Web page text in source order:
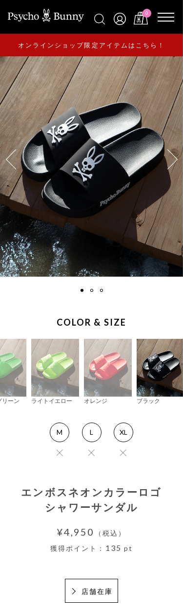
0
オンラインショップ限定アイテムはこちら！
COLOR & SIZE
リーン ライトイエロー オレンジ ブラック
M L XL
エンボスネオンカラーロゴ
シャワーサンダル
¥4,950
（税込）
獲得ポイント： 135 pt
店舗在庫